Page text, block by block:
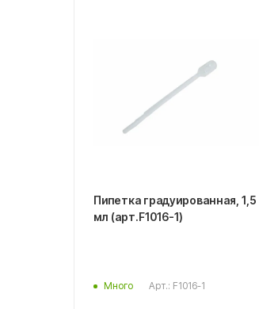
Пипетка градуированная, 1,5
мл (арт.F1016-1)
Много Арт.: F1016-1